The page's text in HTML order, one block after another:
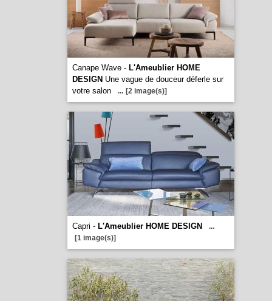
Canape Wave - L'Ameublier HOME
DESIGN Une vague de douceur déferle sur
votre salon
... [2 image(s)]
Capri - L'Ameublier HOME DESIGN
...
[1 image(s)]